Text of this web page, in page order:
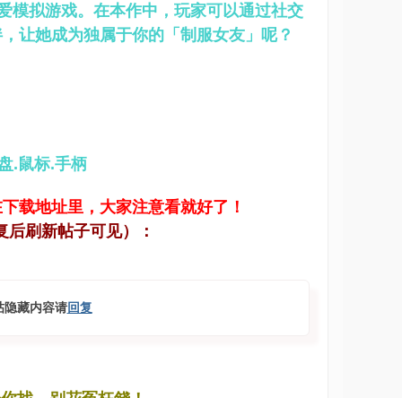
模拟游戏。在本作中，玩家可以通过社交
让她成为独属于你的「制服女友」呢？
.鼠标.手柄
载地址里，大家注意看就好了！
刷新帖子可见）：
隐藏内容请回复